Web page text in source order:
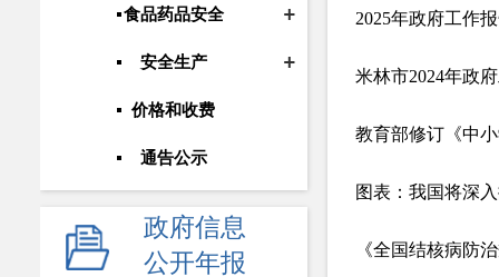
食品药品安全
安全生产
价格和收费
通告公示
人事信息
政府信息
公开年报
2025年政府工作
米林市2024年政
教育部修订《中
图表：我国将深
《全国结核病防